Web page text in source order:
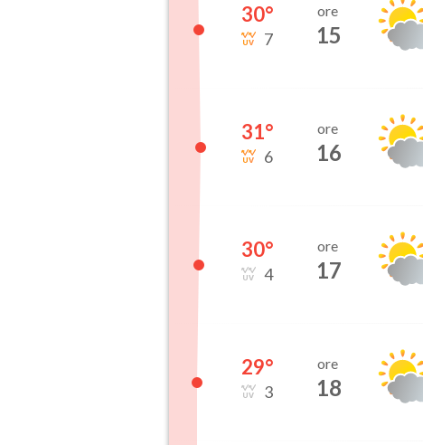
30°
7
ore
15
31°
6
ore
16
30°
4
ore
17
29°
3
ore
18